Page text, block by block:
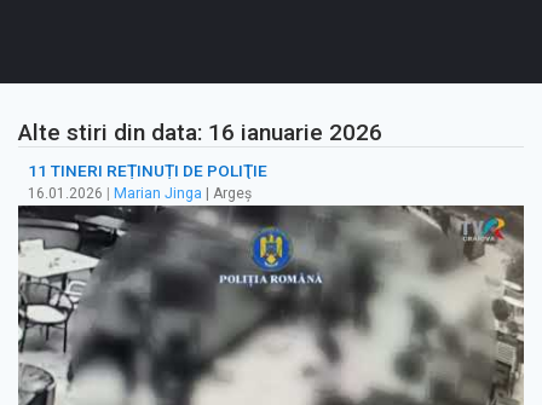
Alte stiri din data: 16 ianuarie 2026
11 TINERI REȚINUȚI DE POLIŢIE
16.01.2026 Marian Jinga | Argeș